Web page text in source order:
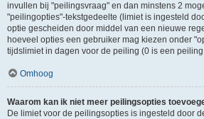
invullen bij "peilingsvraag" en dan minstens 2
"peilingopties"-tekstgedeelte (limiet is ingesteld
optie gescheiden door middel van een nieuwe
hoeveel opties een gebruiker mag kiezen onder
tijdslimiet in dagen voor de peiling (0 is een
Omhoog
Waarom kan ik niet meer peilingsopties
De limiet voor de peilingsopties is ingesteld door